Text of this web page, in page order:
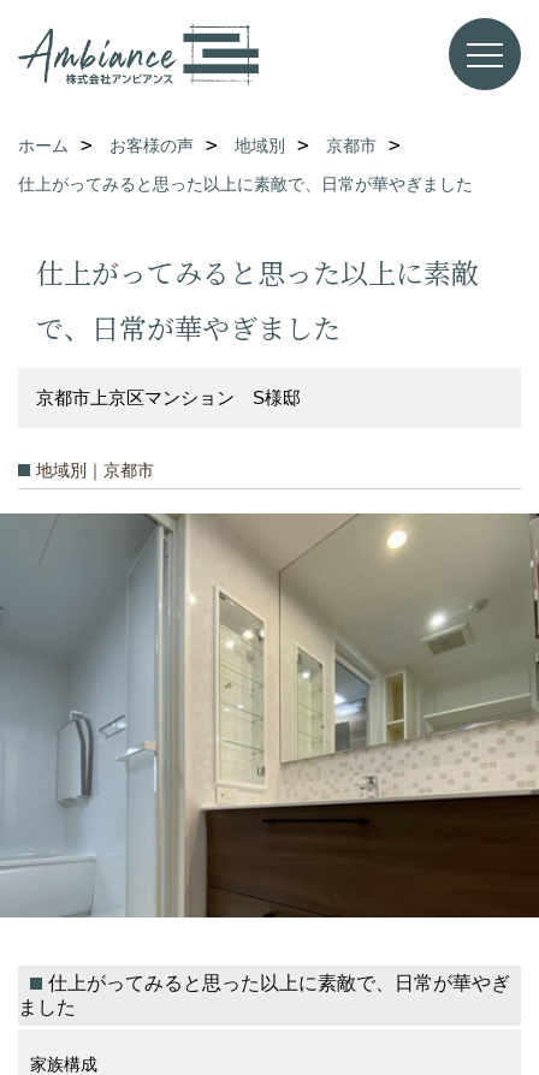
ホーム お客様の声 地域別
京都市
仕上がってみると思った以上に素敵で、日常が華やぎました
仕上がってみると思った以上に素敵
で、日常が華やぎました
京都市上京区マンション S様邸
地域別｜京都市
仕上がってみると思った以上に素敵で、日常が華やぎ
ました
家族構成